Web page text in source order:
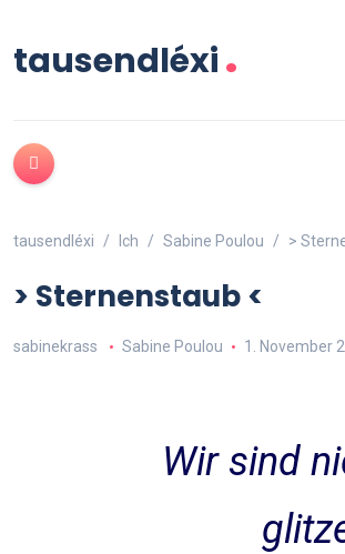
tausendléxi.
tausendléxi Ich Sabine Poulou >
> Sternenstaub <
sabinekrass Sabine Poulou 1. November
Wir sind